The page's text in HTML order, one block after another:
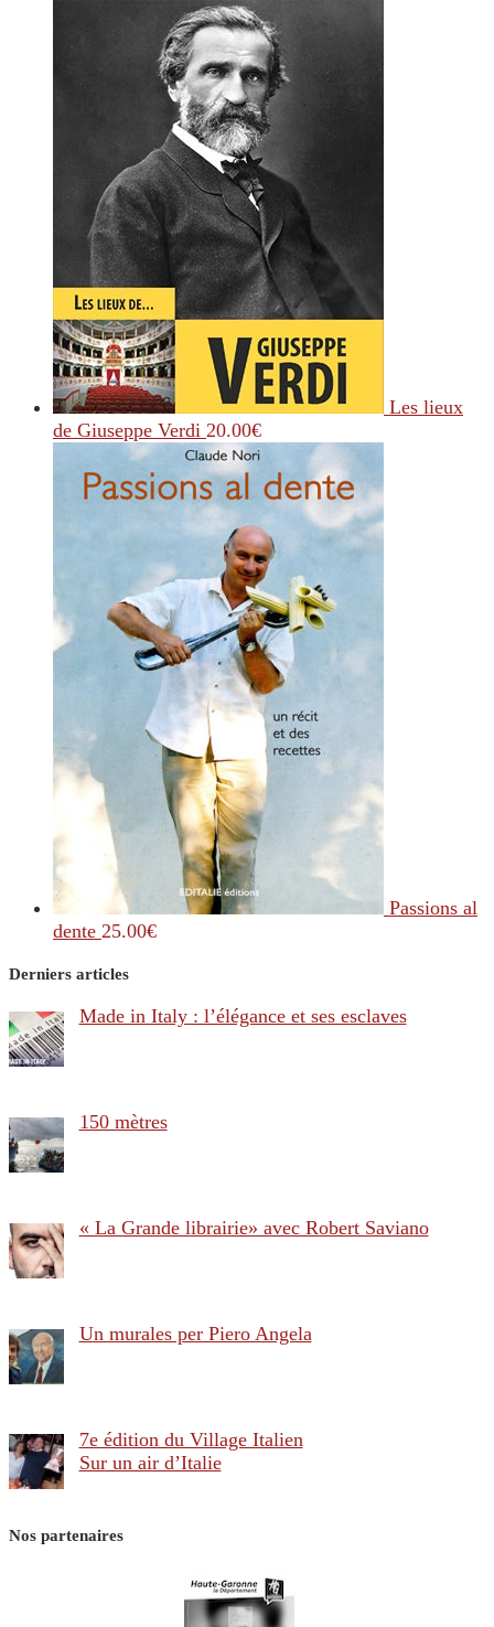
Les lieux
de Giuseppe Verdi 20.00€
Passions al
dente 25.00€
Derniers articles
Made in Italy : l’élégance et ses esclaves
150 mètres
« La Grande librairie» avec Robert Saviano
Un murales per Piero Angela
7e édition du Village Italien
Sur un air d’Italie
Nos partenaires